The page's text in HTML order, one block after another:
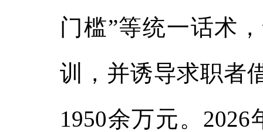
门槛”等统一话术
训，并诱导求职者
1950余万元。